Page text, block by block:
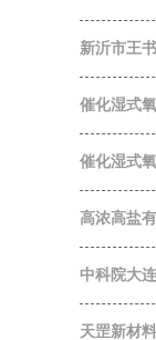
新沂市王
催化湿式
催化湿式
高浓高盐
中科院大
天罡新材